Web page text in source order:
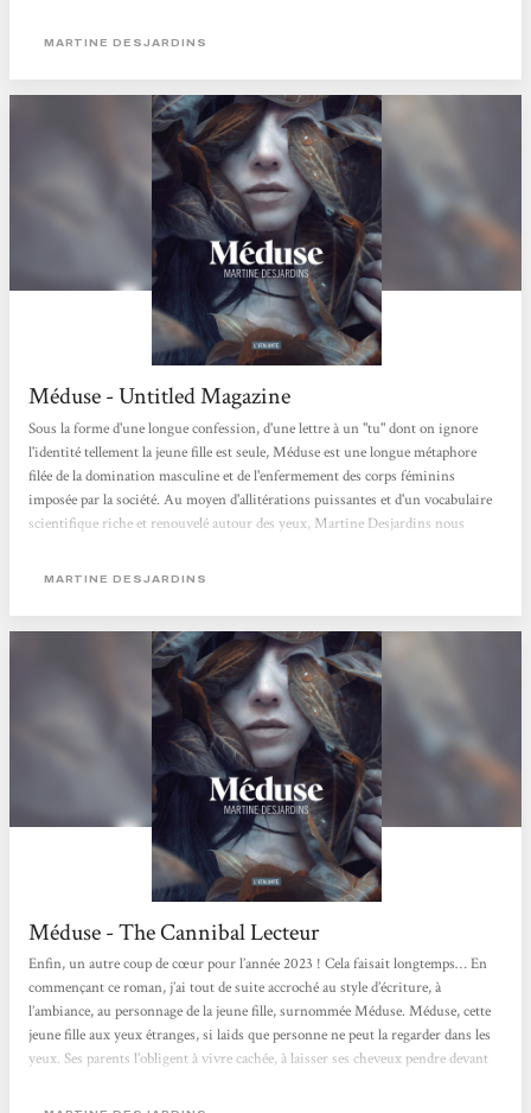
yeux maudits : Difformités, Monstruosités, Accablances, Révoltances,
MARTINE DESJARDINS
Méduse - Untitled Magazine
Sous la forme d'une longue confession, d'une lettre à un "tu" dont on ignore
l'identité tellement la jeune fille est seule, Méduse est une longue métaphore
filée de la domination masculine et de l'enfermement des corps féminins
imposée par la société. Au moyen d'allitérations puissantes et d'un vocabulaire
scientifique riche et renouvelé autour des yeux, Martine Desjardins nous
Mathilde Ciulla
MARTINE DESJARDINS
Méduse - The Cannibal Lecteur
Enfin, un autre coup de cœur pour l’année 2023 ! Cela faisait longtemps… En
commençant ce roman, j’ai tout de suite accroché au style d’écriture, à
l’ambiance, au personnage de la jeune fille, surnommée Méduse. Méduse, cette
jeune fille aux yeux étranges, si laids que personne ne peut la regarder dans les
yeux. Ses parents l’obligent à vivre cachée, à laisser ses cheveux pendre devant
difformes, on l’obligera à marcher à quatre pattes. Cette réécriture...